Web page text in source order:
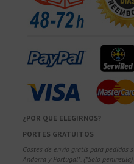
¿POR QUÉ ELEGIRNOS?
PORTES GRATUITOS
Costes de envío gratis para pedidos
Andorra y Portugal*. (*Solo península)